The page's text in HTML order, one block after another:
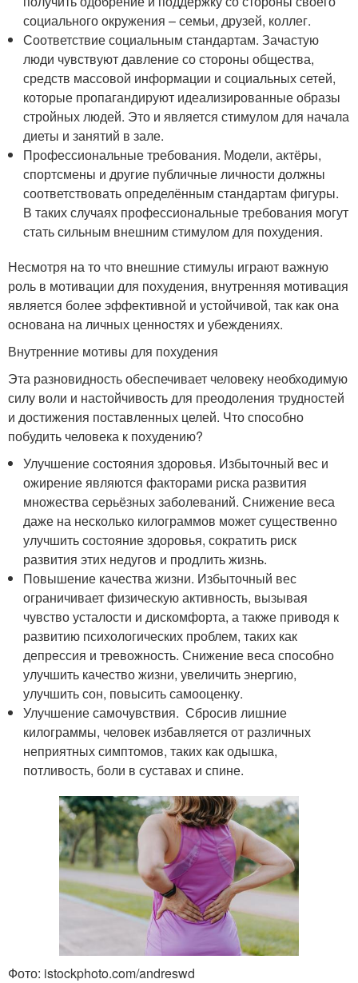
социального окружения – семьи, друзей, коллег.
Соответствие социальным стандартам. Зачастую
люди чувствуют давление со стороны общества,
средств массовой информации и социальных сетей,
которые пропагандируют идеализированные образы
стройных людей. Это и является стимулом для начала
диеты и занятий в зале.
Профессиональные требования. Модели, актёры,
спортсмены и другие публичные личности должны
соответствовать определённым стандартам фигуры.
В таких случаях профессиональные требования могут
стать сильным внешним стимулом для похудения.
Несмотря на то что внешние стимулы играют важную
роль в мотивации для похудения, внутренняя мотивация
является более эффективной и устойчивой, так как она
основана на личных ценностях и убеждениях.
Внутренние мотивы для похудения
Эта разновидность обеспечивает человеку необходимую
силу воли и настойчивость для преодоления трудностей
и достижения поставленных целей. Что способно
побудить человека к похудению?
Улучшение состояния здоровья. Избыточный вес и
ожирение являются факторами риска развития
множества серьёзных заболеваний. Снижение веса
даже на несколько килограммов может существенно
улучшить состояние здоровья, сократить риск
развития этих недугов и продлить жизнь.
Повышение качества жизни. Избыточный вес
ограничивает физическую активность, вызывая
чувство усталости и дискомфорта, а также приводя к
развитию психологических проблем, таких как
депрессия и тревожность. Снижение веса способно
улучшить качество жизни, увеличить энергию,
улучшить сон, повысить самооценку.
Улучшение самочувствия. Сбросив лишние
килограммы, человек избавляется от различных
неприятных симптомов, таких как одышка,
потливость, боли в суставах и спине.
Фото: istockphoto.com/andreswd